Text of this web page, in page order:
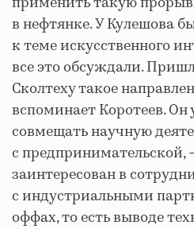
в нефтянке. У Кулешова
к теме искусственного
все это обсуждали.
Сколтеху такое
вспоминает Коротеев. Он
совмещать научную
с предпринимательской,
заинтересован в
с индустриальными
оффах, то есть выводе